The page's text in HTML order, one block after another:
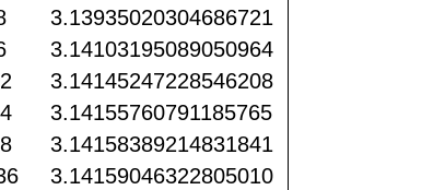
3.13935020304686721
3.14103195089050964
3.14145247228546208
3.14155760791185765
3.14158389214831841
3.14159046322805010